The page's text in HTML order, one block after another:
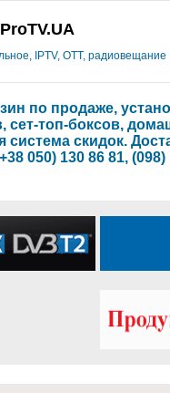
IPTV, OTT, радиовещание
по продаже,
сет-топ-боксов,
система скидок.
050) 130 86 81, (098)